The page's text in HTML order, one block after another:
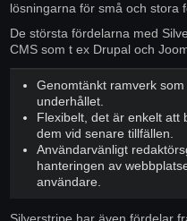
lösningarna för små och stora
De största fördelarna med
CMS som t ex Drupal och
Genomtänkt ramverk
underhållet.
Flexibelt, det är enkelt att
dem vid senare tillfällen.
Användarvänligt
hanteringen av
användare.